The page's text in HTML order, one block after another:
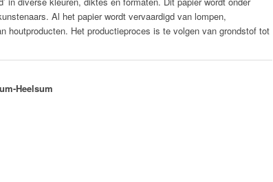
Al het papier wordt vervaardigd van lompen,
houtproducten. Het productieproces is te volgen van grondstof tot
Heelsum